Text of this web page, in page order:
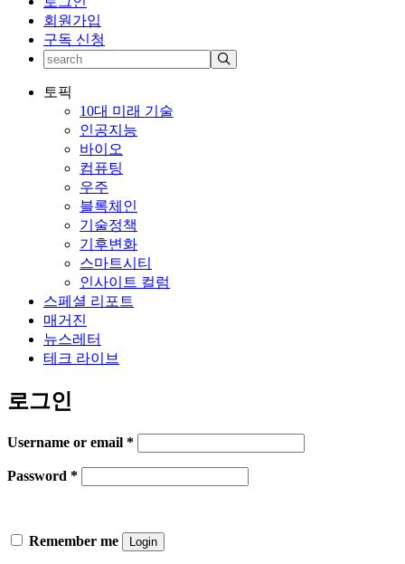
회원가입
구독 신청
토픽
10대 미래 기술
인공지능
바이오
컴퓨팅
우주
블록체인
기술정책
기후변화
스마트시티
인사이트 컬럼
스페셜 리포트
매거진
뉴스레터
테크 라이브
로그인
Username or email *
Password *
Remember me Login